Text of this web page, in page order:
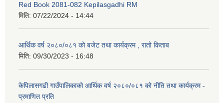
Red Book 2081-082 Kepilasgadhi RM
मिति: 07/22/2024 - 14:44
आर्थिक वर्ष २०८०/०८१ को बजेट तथा कार्यक्रम , रातो किताब
मिति: 09/30/2023 - 16:48
केपिलासगढी गाउँपालिकाको आर्थिक वर्ष २०८०/०८१ को नीति तथा कार्यक्रम -
प्रमाणित प्रति